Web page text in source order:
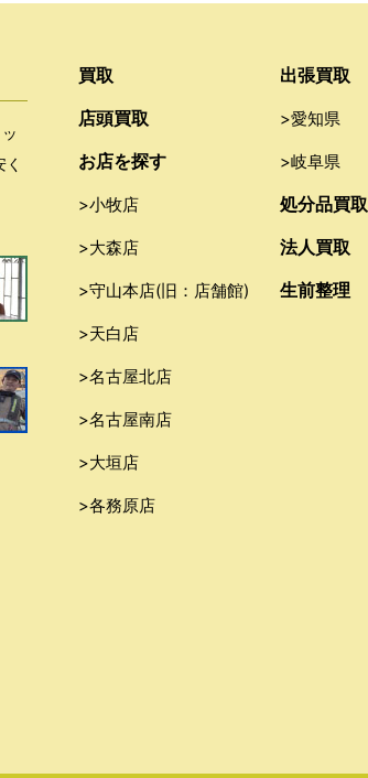
買取
店頭買取
お店を探す
>小牧店
>大森店
>守山本店(旧：店舗館)
>天白店
>名古屋北店
>名古屋南店
>大垣店
>各務原店
出張買取
>愛知県
>岐阜県
処分品買取
法人買取
生前整理